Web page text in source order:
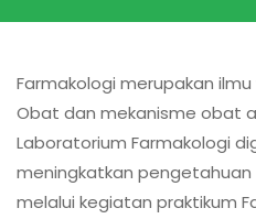
Farmakologi merupakan
Obat dan mekanisme obat
Laboratorium Farmakologi
meningkatkan
melalui kegiatan praktikum